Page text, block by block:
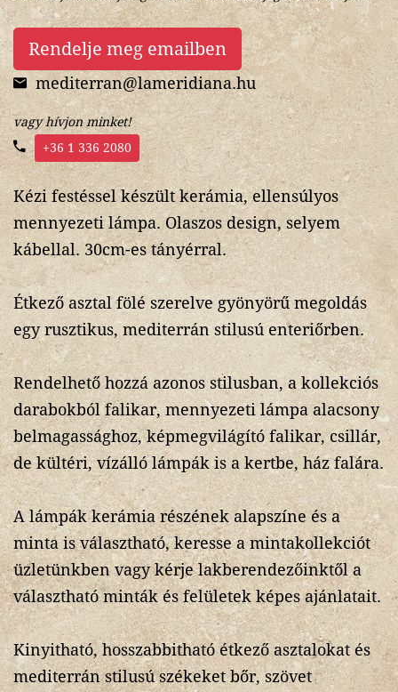
Rendelje meg emailben
mediterran@lameridiana.hu
vagy hívjon minket!
+36 1 336 2080
Kézi festéssel készült kerámia, ellensúlyos
mennyezeti lámpa. Olaszos design, selyem
kábellal. 30cm-es tányérral.
Étkező asztal fölé szerelve gyönyörű megoldás
egy rusztikus, mediterrán stilusú enteriőrben.
Rendelhető hozzá azonos stilusban, a kollekciós
darabokból falikar, mennyezeti lámpa alacsony
belmagassághoz, képmegvilágító falikar, csillár,
de kültéri, vízálló lámpák is a kertbe, ház falára.
A lámpák kerámia részének alapszíne és a
minta is választható, keresse a mintakollekciót
üzletünkben vagy kérje lakberendezőinktől a
választható minták és felületek képes ajánlatait.
Kinyitható, hosszabbitható étkező asztalokat és
mediterrán stilusú székeket bőr, szövet